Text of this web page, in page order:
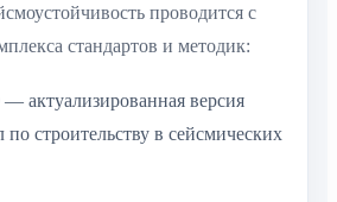
проводится с
стандартов и методик:
актуализированная версия
по строительству в сейсмических